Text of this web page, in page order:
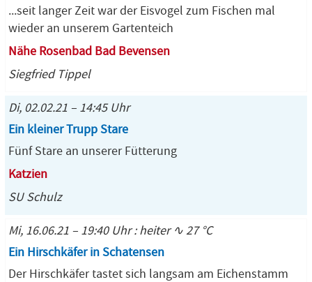
...seit langer Zeit war der Eisvogel zum Fischen mal
wieder an unserem Gartenteich
Nähe Rosenbad Bad Bevensen
Siegfried Tippel
Di, 02.02.21 – 14:45 Uhr
Ein kleiner Trupp Stare
Fünf Stare an unserer Fütterung
Katzien
SU Schulz
Mi, 16.06.21 – 19:40 Uhr : heiter ∿ 27 °C
Ein Hirschkäfer in Schatensen
Der Hirschkäfer tastet sich langsam am Eichenstamm